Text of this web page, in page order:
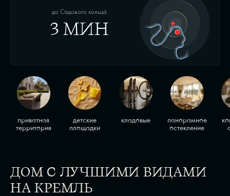
до Садового кольца
3 МИН
приватная
территория
детские
площадки
кладовые панорамное
остекление
ДОМ С ЛУЧШИМИ ВИДАМИ
НА КРЕМЛЬ